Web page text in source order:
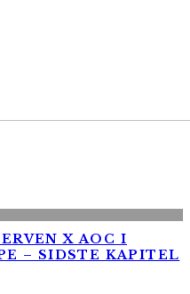
X AOC I
– SIDSTE KAPITEL